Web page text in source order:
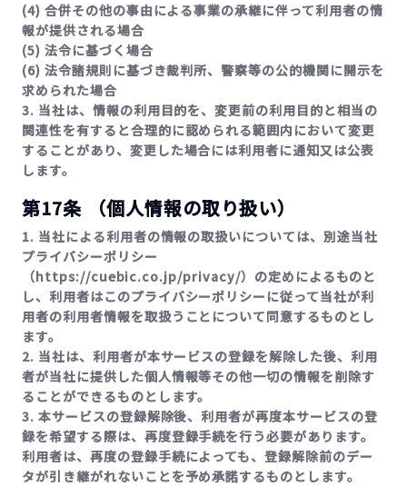
(4) 合併その他の事由による事業の承継に伴って利用者の情
報が提供される場合
(5) 法令に基づく場合
(6) 法令諸規則に基づき裁判所、警察等の公的機関に開示を
求められた場合
3. 当社は、情報の利用目的を、変更前の利用目的と相当の
関連性を有すると合理的に認められる範囲内において変更
することがあり、変更した場合には利用者に通知又は公表
します。
第17条 （個人情報の取り扱い）
1. 当社による利用者の情報の取扱いについては、別途当社
プライバシーポリシー
（https://cuebic.co.jp/privacy/）の定めによるものと
し、利用者はこのプライバシーポリシーに従って当社が利
用者の利用者情報を取扱うことについて同意するものとし
ます。
2. 当社は、利用者が本サービスの登録を解除した後、利用
者が当社に提供した個人情報等その他一切の情報を削除す
ることができるものとします。
3. 本サービスの登録解除後、利用者が再度本サービスの登
録を希望する際は、再度登録手続を行う必要があります。
利用者は、再度の登録手続によっても、登録解除前のデー
タが引き継がれないことを予め承諾するものとします。